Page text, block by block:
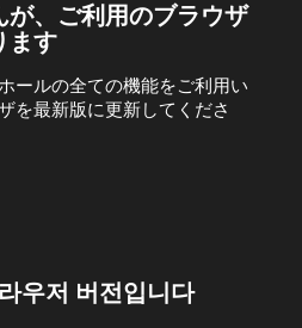
が、ご利用のブラウザ
ます
ールの全ての機能をご利用い
を最新版に更新してくださ
우저 버전입니다